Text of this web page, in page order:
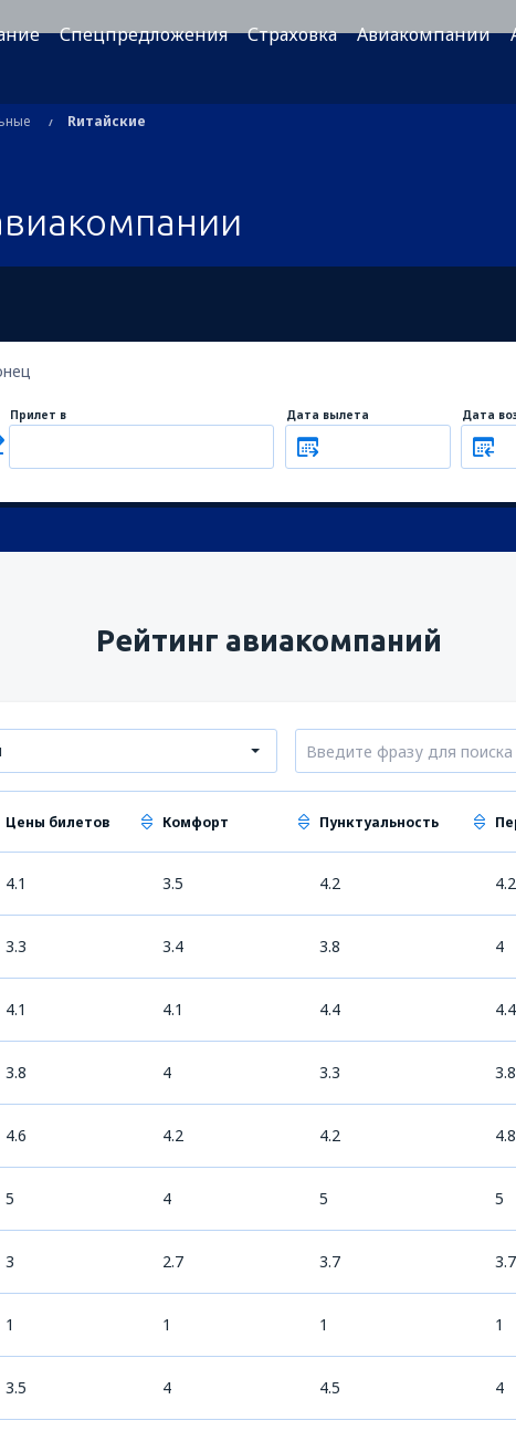
Спецпредложения Страховка Авиакомпании
Rитайские
Прилет в Дата вылета Дата
Рейтинг авиакомпаний
Цены билетов Комфорт Пунктуальность
4.1 3.5 4.2 4.2
3.3 3.4 3.8 4
4.1 4.1 4.4 4.4
3.8 4 3.3 3.8
4.6 4.2 4.2 4.8
5 4 5 5
3 2.7 3.7 3.7
1 1 1 1
3.5 4 4.5 4